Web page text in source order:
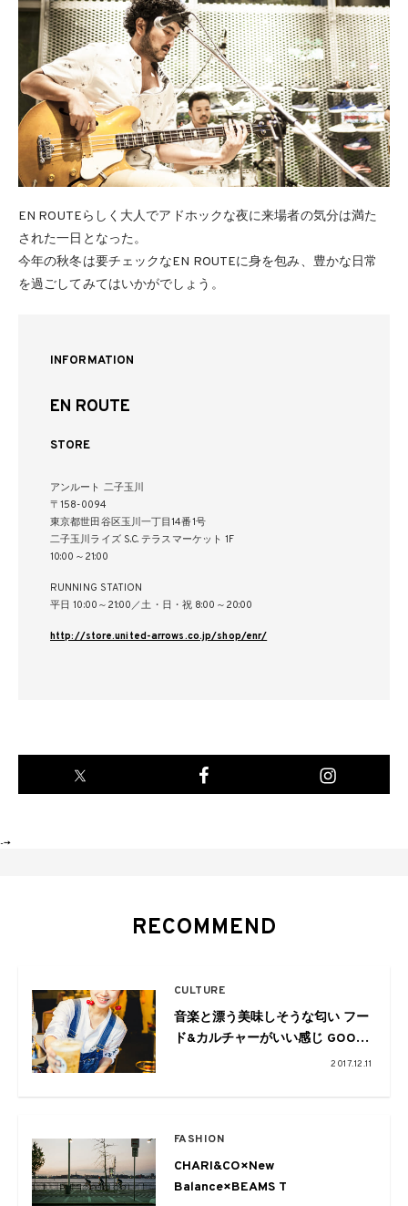
EN ROUTEらしく大人でアドホックな夜に来場者の気分は満た
された一日となった。
今年の秋冬は要チェックなEN ROUTEに身を包み、豊かな日常
を過ごしてみてはいかがでしょう。
INFORMATION
EN ROUTE
STORE
アンルート 二子玉川
〒158-0094
東京都世田谷区玉川一丁目14番1号
二子玉川ライズ S.C. テラスマーケット 1F
10:00～21:00
RUNNING STATION
平日 10:00～21:00／土・日・祝 8:00～20:00
http://store.united-arrows.co.jp/shop/enr/
-->
RECOMMEND
CULTURE
音楽と漂う美味しそうな匂い フー
ド&カルチャーがいい感じ GOOD
2017.12.11
FASHION
CHARI&CO×New
Balance×BEAMS T